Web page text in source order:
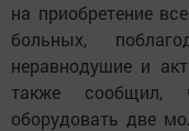
на приобретение
больных,
неравнодушие и
также сообщил,
оборудовать две